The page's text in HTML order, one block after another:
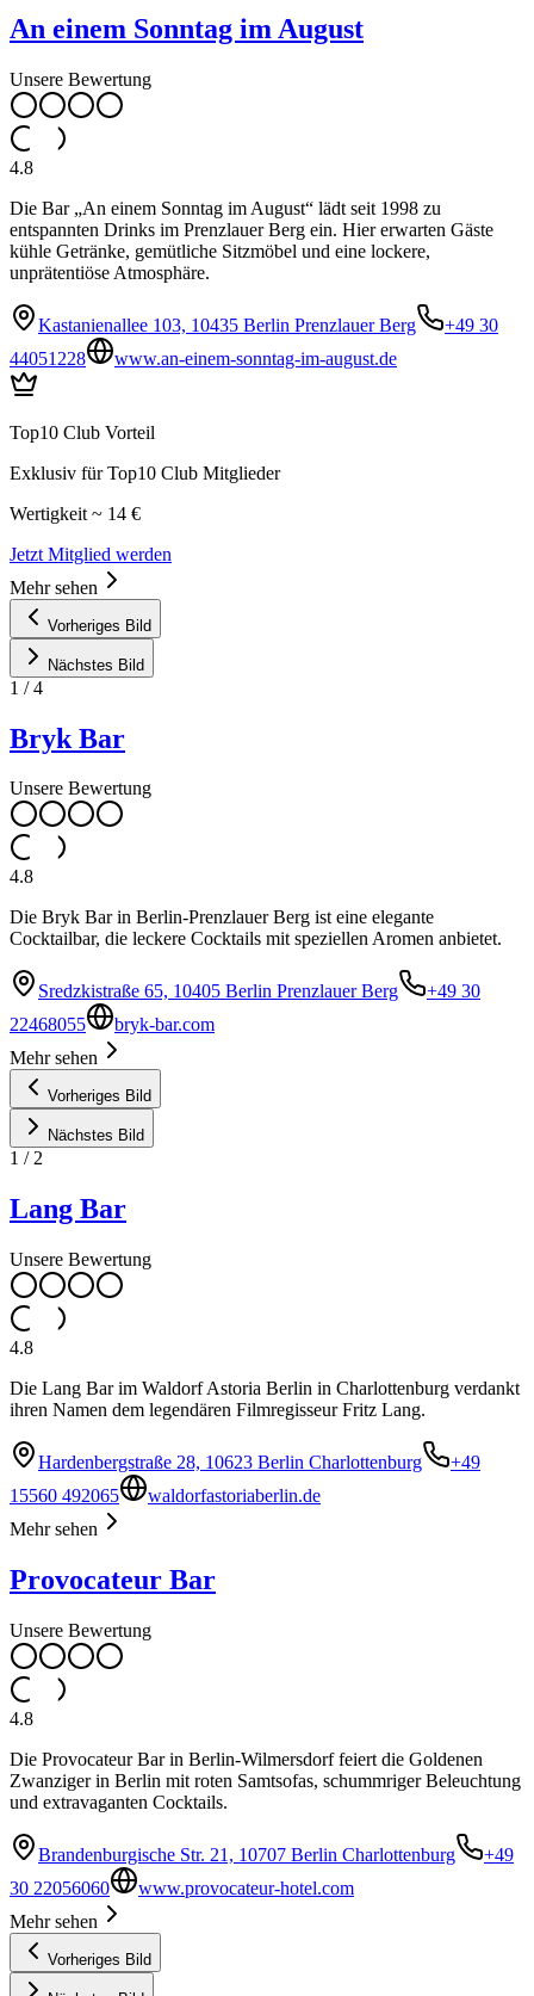
An einem Sonntag im August
Unsere Bewertung
4.8
Die Bar „An einem Sonntag im August“ lädt seit 1998 zu
entspannten Drinks im Prenzlauer Berg ein. Hier erwarten Gäste
kühle Getränke, gemütliche Sitzmöbel und eine lockere,
unprätentiöse Atmosphäre.
Kastanienallee 103, 10435 Berlin Prenzlauer Berg
+49 30
44051228
www.an-einem-sonntag-im-august.de
Top10 Club Vorteil
Exklusiv für Top10 Club Mitglieder
Wertigkeit ~ 14 €
Jetzt Mitglied werden
Mehr sehen
Vorheriges Bild
Nächstes Bild
1 /4
Bryk Bar
Unsere Bewertung
4.8
Die Bryk Bar in Berlin-Prenzlauer Berg ist eine elegante
Cocktailbar, die leckere Cocktails mit speziellen Aromen anbietet.
Sredzkistraße 65, 10405 Berlin Prenzlauer Berg
+49 30
22468055
bryk-bar.com
Mehr sehen
Vorheriges Bild
Nächstes Bild
1 /2
Lang Bar
Unsere Bewertung
4.8
Die Lang Bar im Waldorf Astoria Berlin in Charlottenburg verdankt
ihren Namen dem legendären Filmregisseur Fritz Lang.
Hardenbergstraße 28, 10623 Berlin Charlottenburg
+49
15560 492065
waldorfastoriaberlin.de
Mehr sehen
Provocateur Bar
Unsere Bewertung
4.8
Die Provocateur Bar in Berlin-Wilmersdorf feiert die Goldenen
Zwanziger in Berlin mit roten Samtsofas, schummriger Beleuchtung
und extravaganten Cocktails.
Brandenburgische Str. 21, 10707 Berlin Charlottenburg
+49
30 22056060
www.provocateur-hotel.com
Mehr sehen
Vorheriges Bild